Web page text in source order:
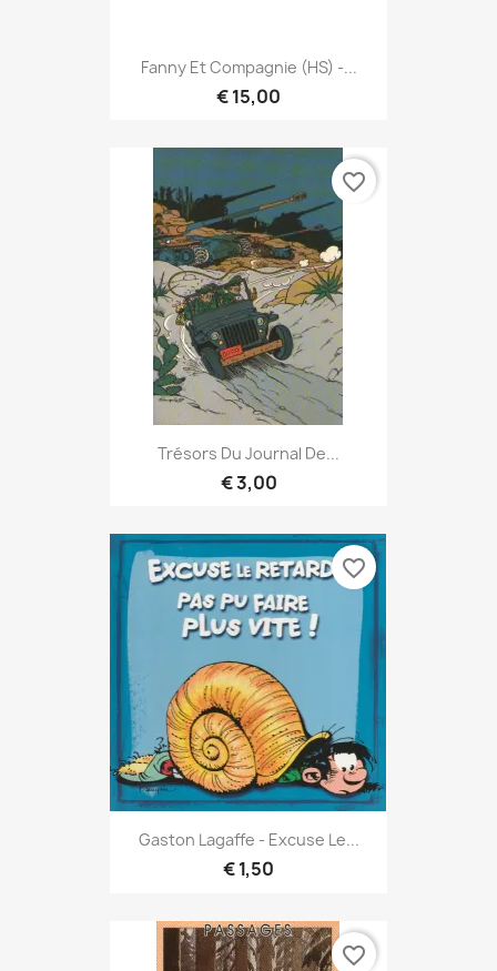
Fanny Et Compagnie (HS) -...
€ 15,00
Trésors Du Journal De...
€ 3,00
favorite_border
Gaston Lagaffe - Excuse Le...
€ 1,50
favorite_border
favorite_border